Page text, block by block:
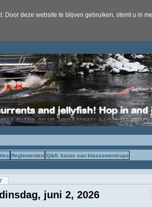
deze website te blijven gebruiken, stemt u in
Reglementen Q&A: keuze van klassementcaps
juni 2, 2026